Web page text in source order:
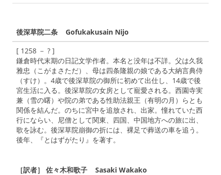
後深草院二条 Gofukakusain Nijo
[ 1258 － ? ]
鎌倉時代末期の日記文学作者。本名と没年は不詳。父は久我
雅忠（こがまさただ）、母は四条隆親の娘である大納言典侍
（すけ）。4歳で後深草院の御所に初めて出仕し、14歳で後
宮生活に入る。後深草院の女房として寵愛される。西園寺実
兼（雪の曙）や院の弟である性助法親王（有明の月）らとも
関係を結んだ。のちに宮中を追放され、出家。憧れていた西
行にならい、尼僧として関東、四国、中国地方への旅に出、
歌を詠む。後深草院崩御の折には、裸足で葬送の車を追う。
後年、『とはずがたり』を著す。
［訳者］ 佐々木和歌子 Sasaki Wakako